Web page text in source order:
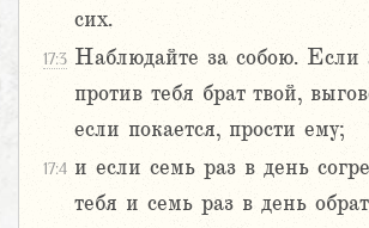
сих.
17:3 Наблюдайте за собою. Если
против тебя брат твой,
если покается, прости ему;
17:4 и если семь раз в день
тебя и семь раз в день